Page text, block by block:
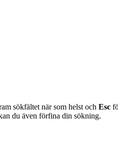
sökfältet när som helst och Esc
du även förfina din sökning.